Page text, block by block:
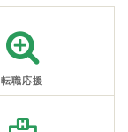
転職応援